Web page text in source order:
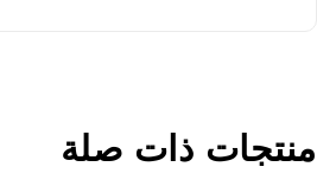
منتجات ذات صلة